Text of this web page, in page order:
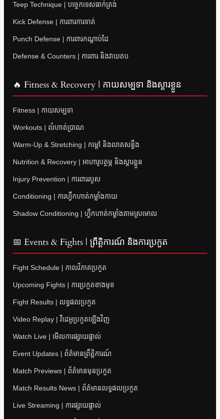
Teep Technique | បច្ចេកទេសធាក់ត្រង់
Kick Defense | ការពារការទាត់
Punch Defense | ការពារកណ្តាប់ដៃ
Defense & Counters | ការពារ និងវាយតប
🔥 Fitness & Recovery | កាយសម្បទា និងស្តារខ្លួន
Fitness | កាយសម្បទា
Workouts | លំហាត់ប្រាណ
Warm-Up & Stretching | កម្តៅ និងលាតសន្ធឹង
Nutrition & Recovery | អាហារូបត្ថម្ភ និងស្តារខ្លួន
Injury Prevention | ការពាររបួស
Conditioning | ការហ្វឹកហាត់កម្លាំងកាយ
Shadow Conditioning | ហ្វឹកហាត់កម្លាំងតាមស្រមោល
📅 Events & Fights | ព្រឹត្តិការណ៍ និងការប្រកួត
Fight Schedule | កាលវិភាគប្រកួត
Upcoming Fights | ការប្រកួតខាងមុខ
Fight Results | លទ្ធផលប្រកួត
Video Replay | វីដេអូប្រកួតឡើងវិញ
Watch Live | មើលការផ្សាយផ្ទាល់
Event Updates | ព័ត៌មានព្រឹត្តិការណ៍
Match Previews | ព័ត៌មានមុនប្រកួត
Match Results News | ព័ត៌មានលទ្ធផលប្រកួត
Live Streaming | ការផ្សាយផ្ទាល់